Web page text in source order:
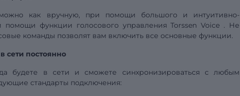
как вручную, при помощи большого и интуитивно-
помощи функции голосового управленияTorssen Voice . Не
команды позволят вам включить все основные функции.
сети постоянно
будете в сети и сможете синхронизироваться с любым
стандарты подключения: